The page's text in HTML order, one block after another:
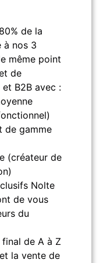
de la
à nos 3
même point
de
B2B avec :
de gamme
(créateur de
Nolte
de vous
du
de A à Z
la vente de